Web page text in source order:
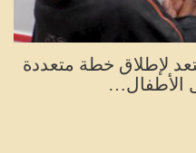
لإطلاق خطة متعددة
الأطفال…